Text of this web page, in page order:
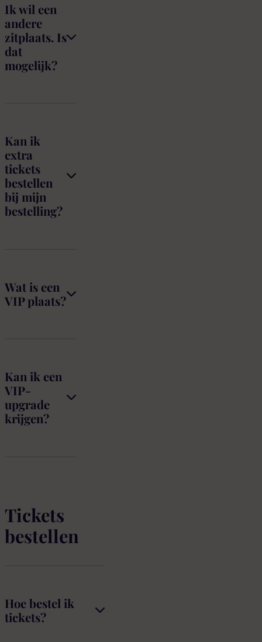
Ik wil een
andere
zitplaats. Is
dat
mogelijk?
Kan ik
extra
tickets
bestellen
bij mijn
bestelling?
Wat is een
VIP plaats?
Kan ik een
VIP-
upgrade
krijgen?
Tickets
bestellen
Hoe bestel ik
tickets?